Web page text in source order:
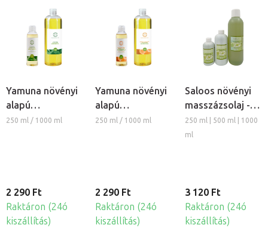
Yamuna növényi
alapú
masszázsolaj -
250 ml / 1000 ml
2 290 Ft
Raktáron (24ó
kiszállítás)
Yamuna növényi
alapú
masszázsolaj -
250 ml / 1000 ml
2 290 Ft
Raktáron (24ó
kiszállítás)
Saloos növényi
masszázsolaj -
Szőlő
250 ml | 500 ml | 1000
ml
3 120 Ft
Raktáron (24ó
kiszállítás)